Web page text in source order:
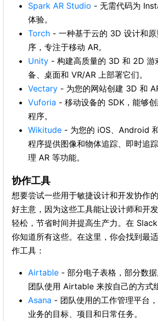
Spark AR Studio - 无需代码为
体验。
Torch - 一种基于云的 3D 设计和
序，专注于移动 AR。
Unity - 构建高质量的 3D 和 2D 游
备、桌面和 VR/AR 上部署它们。
Vectary - 为您的网站创建 3D 和 AR
Vuforia - 移动设备的 SDK，能够
程序。
Wikitude - 为您的 iOS、Android
程序提供图像和物体追踪、即时追
理 AR 等功能。
协作工具
想要尝试一些用于敏捷设计和开发协作
好主意，因为这些工具能让设计师和开
轻松，节省时间并提高生产力。在 Slack
你知道所有这些。在这里，你会找到最
作工具：
Airtable - 部分电子表格，部分数据
团队使用 Airtable 来按自己的方式
Asana - 团队使用的工作管理平台
业务的目标、项目和日常任务。